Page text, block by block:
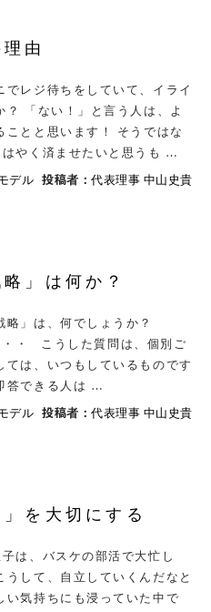
由
レジ待ちをしていて、イライ
「ない！」と言う人は、よ
とと思います！ そうではな
やく済ませたいと思うも …
デル 投稿者：代表理事 中山史貴
」は何か？
」は、何でしょうか？
・・ こうした質問は、個別ご
は、いつもしているものです
答できる人は …
デル 投稿者：代表理事 中山史貴
を大切にする
は、バスケの部活で大忙し
して、自立していくんだなと
い気持ちにも浸っていた中で